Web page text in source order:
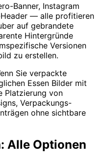
Banner, Instagram
— alle profitieren
auf gebrandete
Hintergründe
Versionen
zu erstellen.
Sie verpackte
Essen Bilder mit
Platzierung von
Verpackungs-
ohne sichtbare
Alle Optionen